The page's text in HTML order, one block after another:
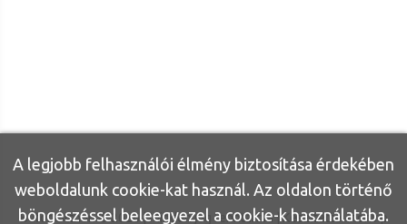
Bútor Otthon ©2026|Minden jog fenntartva| Készítette:Inonvip
A legjobb felhasználói élmény biztosítása érdekében
weboldalunk cookie-kat használ. Az oldalon történő
böngészéssel beleegyezel a cookie-k használatába.